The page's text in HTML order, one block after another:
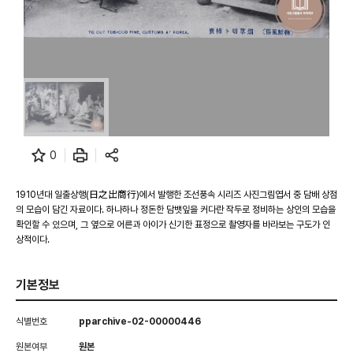
0
1910년대 일출상행(日之出商行)에서 발행한 조선풍속 시리즈 사진그림엽서 중 담배 상점
의 모습이 담긴 자료이다. 하나하나 정돈한 담뱃잎을 커다란 작두로 정비하는 상인의 모습을
확인할 수 있으며, 그 옆으로 어른과 아이가 신기한 표정으로 촬영자를 바라보는 구도가 인
상적이다.
기본정보
식별번호 pparchive-02-00000446
원본여부 원본